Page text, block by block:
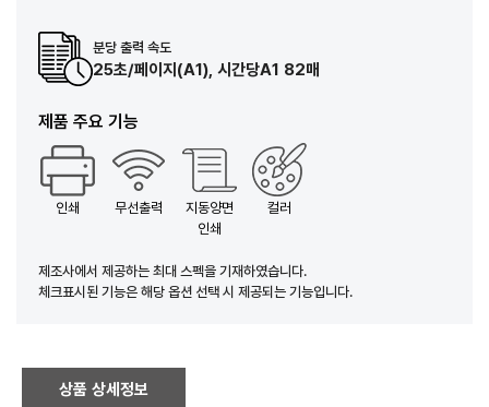
분당 출력 속도
25초/페이지(A1), 시간당A1 82매
제품 주요 기능
인쇄 무선출력
지동양면
인쇄
컬러
제조사에서 제공하는 최대 스펙을 기재하였습니다.
체크표시된 기능은 해당 옵션 선택 시 제공되는 기능입니다.
상품 상세정보